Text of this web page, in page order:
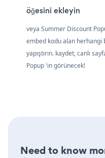
öğesini ekleyin
veya Summer Discount
embed kodu alan herhangi
yapıştırın. kaydet, canlı
Popup 'in görünecek!
Need to know